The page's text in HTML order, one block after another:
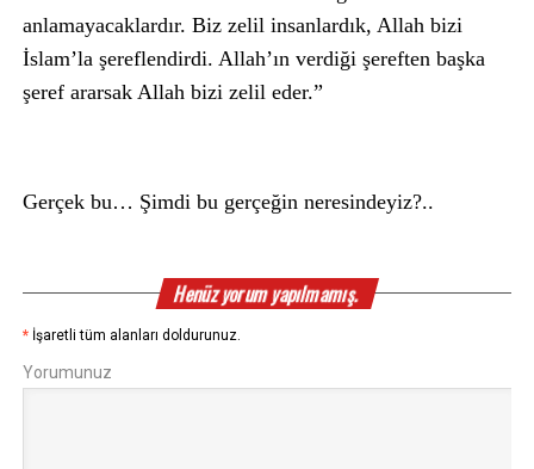
anlamayacaklardır. Biz zelil insanlardık, Allah bizi
İslam’la şereflendirdi. Allah’ın verdiği şereften başka
şeref ararsak Allah bizi zelil eder.”
Gerçek bu… Şimdi bu gerçeğin neresindeyiz?..
Henüz yorum yapılmamış.
* İşaretli tüm alanları doldurunuz.
Yorumunuz